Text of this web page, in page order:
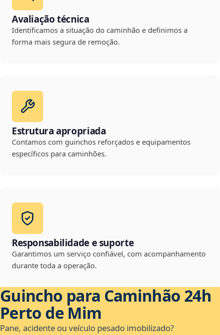
Avaliação técnica
Identificamos a situação do caminhão e definimos a
forma mais segura de remoção.
Estrutura apropriada
Contamos com guinchos reforçados e equipamentos
específicos para caminhões.
Responsabilidade e suporte
Garantimos um serviço confiável, com acompanhamento
durante toda a operação.
Guincho para Caminhão 24h
Perto de Mim
Pane, acidente ou veículo pesado imobilizado?